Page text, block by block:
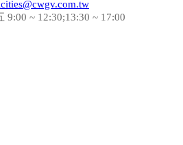
9:00 ~ 12:30;13:30 ~ 17:00